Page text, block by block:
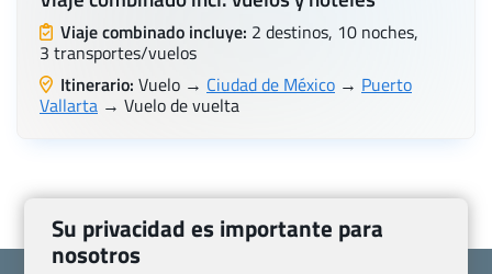
Viaje combinado incluye: 2 destinos, 10 noches,
3 transportes/vuelos
Itinerario: Vuelo → Ciudad de México → Puerto
Vallarta → Vuelo de vuelta
Su privacidad es importante para
nosotros